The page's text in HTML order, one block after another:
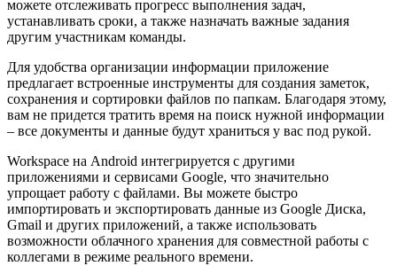
можете отслеживать прогресс выполнения задач,
устанавливать сроки, а также назначать важные задания
другим участникам команды.
Для удобства организации информации приложение
предлагает встроенные инструменты для создания заметок,
сохранения и сортировки файлов по папкам. Благодаря этому,
вам не придется тратить время на поиск нужной информации
– все документы и данные будут храниться у вас под рукой.
Workspace на Android интегрируется с другими
приложениями и сервисами Google, что значительно
упрощает работу с файлами. Вы можете быстро
импортировать и экспортировать данные из Google Диска,
Gmail и других приложений, а также использовать
возможности облачного хранения для совместной работы с
коллегами в режиме реального времени.